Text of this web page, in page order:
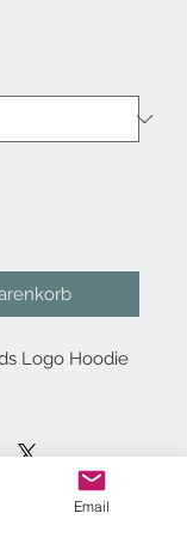
Logo Hoodie
Email